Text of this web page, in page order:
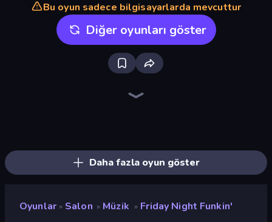
Bu oyun sadece bilgisayarlarda mevcuttur
Diğer oyunları göster
Daha fazla oyun göster
Oyunlar » Salon » Müzik » Friday Night Funkin'